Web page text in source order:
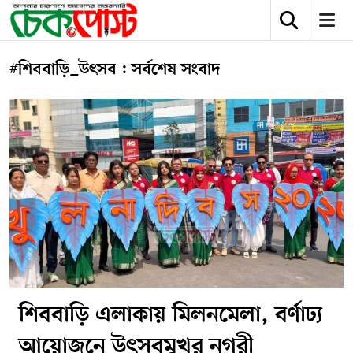
#শিববাড়ি_উৎসব : সর্বশেষ সংবাদ
শিববাড়ি এলাকায় মিলনমেলা, বর্ণাঢ্য
আয়োজনে উৎসবমুখর নগরী